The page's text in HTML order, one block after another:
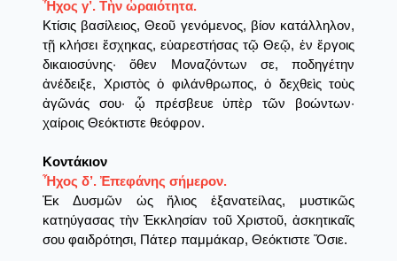
Ἦχος γ’. Τὴν ὡραιότητα.
Κτίσις βασίλειος, Θεοῦ γενόμενος, βίον κατάλληλον,
τῇ κλήσει ἔσχηκας, εὐαρεστήσας τῷ Θεῷ, ἐν ἔργοις
δικαιοσύνης· ὅθεν Μοναζόντων σε, ποδηγέτην
ἀνέδειξε, Χριστὸς ὁ φιλάνθρωπος, ὁ δεχθεὶς τοὺς
ἀγῶνάς σου· ᾧ πρέσβευε ὑπὲρ τῶν βοώντων·
χαίροις Θεόκτιστε θεόφρον.
Κοντάκιον
Ἦχος δ’. Ἐπεφάνης σήμερον.
Ἐκ Δυσμῶν ὡς ἥλιος ἐξανατείλας, μυστικῶς
κατηύγασας τὴν Ἐκκλησίαν τοῦ Χριστοῦ, ἀσκητικαῖς
σου φαιδρότησι, Πάτερ παμμάκαρ, Θεόκτιστε Ὅσιε.